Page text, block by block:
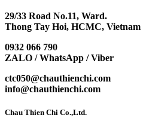
29/33 Road No.11, Ward.
Thong Tay Hoi, HCMC, Vietnam
0932 066 790
ZALO / WhatsApp / Viber
ctc050@chauthienchi.com
info@chauthienchi.com
Chau Thien Chi Co.,Ltd.